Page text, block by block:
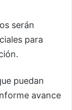
serán
para
puedan
avance